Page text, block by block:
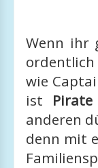
Wenn ihr
ordentlich
wie
ist
anderen
denn mit